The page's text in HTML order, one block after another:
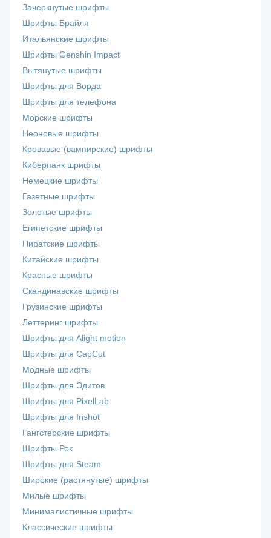
Зачеркнутые шрифты
Шрифты Брайля
Итальянские шрифты
Шрифты Genshin Impact
Вытянутые шрифты
Шрифты для Ворда
Шрифты для телефона
Морские шрифты
Неоновые шрифты
Кровавые (вампирские) шрифты
Киберпанк шрифты
Немецкие шрифты
Газетные шрифты
Золотые шрифты
Египетские шрифты
Пиратские шрифты
Китайские шрифты
Красные шрифты
Скандинавские шрифты
Грузинские шрифты
Леттеринг шрифты
Шрифты для Alight motion
Шрифты для CapCut
Модные шрифты
Шрифты для Эдитов
Шрифты для PixelLab
Шрифты для Inshot
Гангстерские шрифты
Шрифты Рок
Шрифты для Steam
Широкие (растянутые) шрифты
Милые шрифты
Минималистичные шрифты
Классические шрифты